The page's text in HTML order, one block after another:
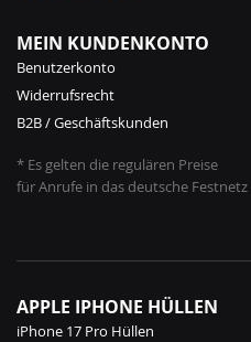
MEIN KUNDENKONTO
Benutzerkonto
Widerrufsrecht
B2B / Geschäftskunden
* Es gelten die regulären Preise
für Anrufe in das deutsche Festnetz
APPLE IPHONE HÜLLEN
iPhone 17 Pro Hüllen